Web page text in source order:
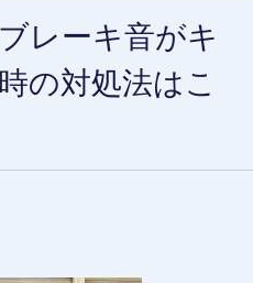
レーキ音がキ
の対処法はこ